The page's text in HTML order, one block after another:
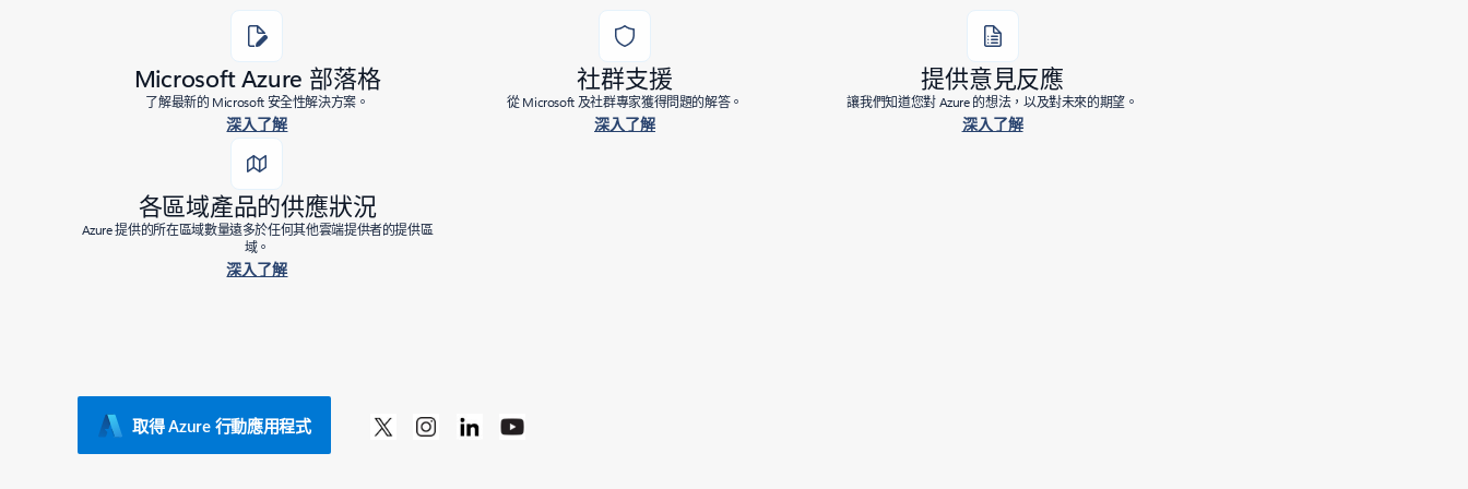
Microsoft Azure 部落格
了解最新的 Microsoft 安全性解決方案。
深入了解
社群支援
從 Microsoft 及社群專家獲得問題的解答。
深入了解
提供意見反應
讓我們知道您對 Azure 的想法，以及對未來的期望。
深入了解
各區域產品的供應狀況
Azure 提供的所在區域數量遠多於任何其他雲端提供者的提供區
域。
深入了解
取得 Azure 行動應用程式